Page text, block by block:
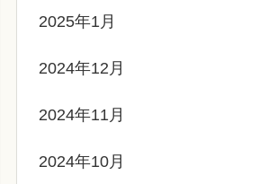
2025年1月
2024年12月
2024年11月
2024年10月